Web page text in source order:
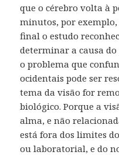
que o cérebro volta à
minutos, por exemplo,
final o estudo
determinar a causa do
o problema que
ocidentais pode ser
tema da visão for
biológico. Porque a
alma, e não
está fora dos limites
ou laboratorial, e do